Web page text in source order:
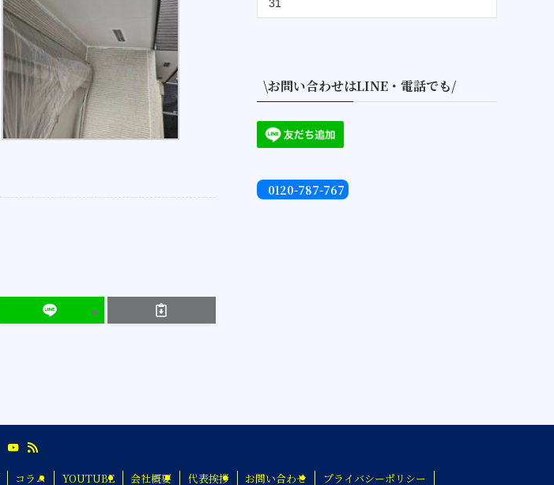
31
\お問い合わせはLINE・電話でも/
0120-787-767
コラム YOUTUBE 会社概要 代表挨拶 お問い合わせ プライバシーポリシー